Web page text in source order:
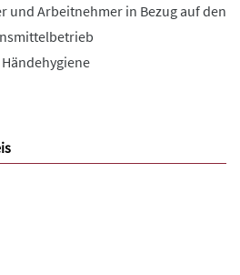
und Arbeitnehmer in Bezug auf den